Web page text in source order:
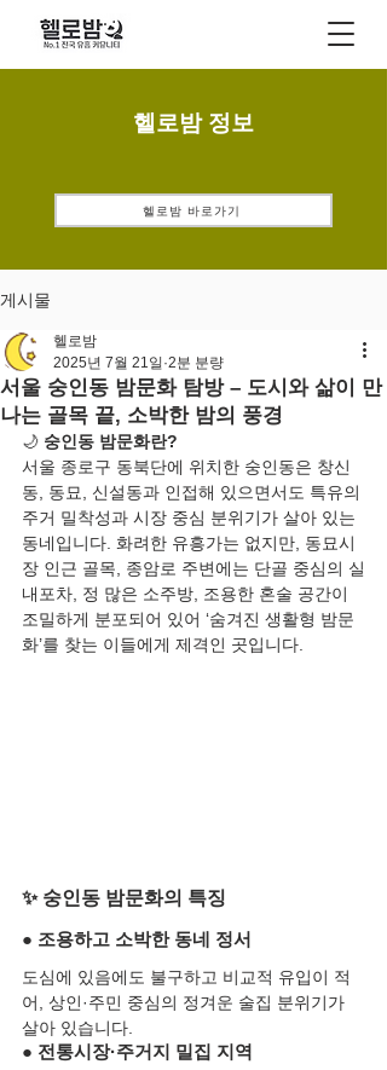
헬로밤 정보
헬로밤 바로가기
게시물
서울 숭인동 밤문화 탐방 – 도시와 삶이 만
나는 골목 끝, 소박한 밤의 풍경
헬로밤
2025년 7월 21일 2분 분량
🌙 숭인동 밤문화란?
서울 종로구 동북단에 위치한 숭인동은 창신
동, 동묘, 신설동과 인접해 있으면서도 특유의
주거 밀착성과 시장 중심 분위기가 살아 있는
동네입니다. 화려한 유흥가는 없지만, 동묘시
장 인근 골목, 종암로 주변에는 단골 중심의 실
내포차, 정 많은 소주방, 조용한 혼술 공간이
조밀하게 분포되어 있어 ‘숨겨진 생활형 밤문
화’를 찾는 이들에게 제격인 곳입니다.
✨ 숭인동 밤문화의 특징
● 조용하고 소박한 동네 정서
도심에 있음에도 불구하고 비교적 유입이 적
어, 상인·주민 중심의 정겨운 술집 분위기가
살아 있습니다.
● 전통시장·주거지 밀집 지역